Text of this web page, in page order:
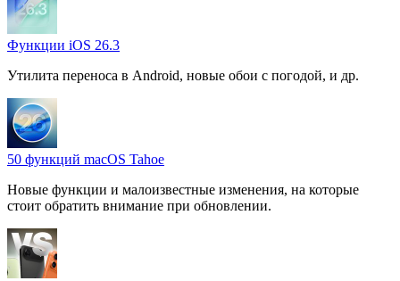
Функции iOS 26.3
Утилита переноса в Android, новые обои с погодой, и др.
50 функций macOS Tahoe
Новые функции и малоизвестные изменения, на которые
стоит обратить внимание при обновлении.